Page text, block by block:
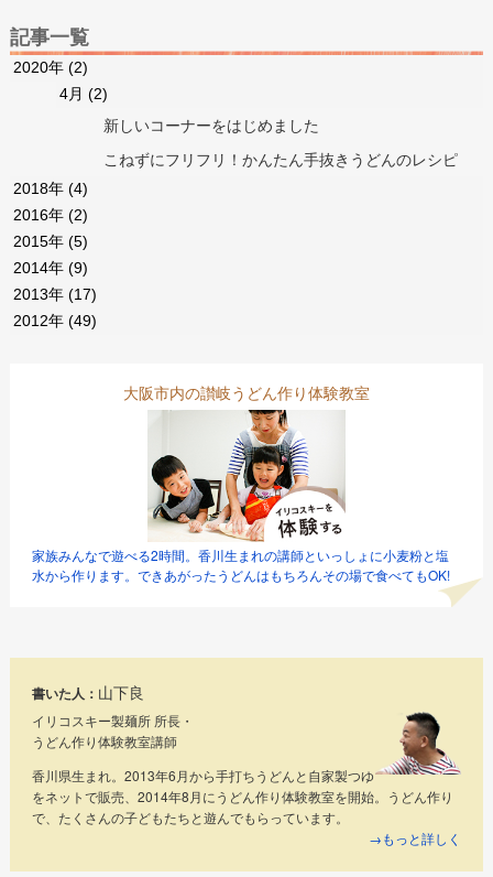
記事一覧
2020年 (2)
4月(2)
新しいコーナーをはじめました
こねずにフリフリ！かんたん手抜きうどんのレシピ
2018年 (4)
2016年 (2)
2015年 (5)
2014年 (9)
2013年 (17)
2012年 (49)
大阪市内の讃岐うどん作り体験教室
家族みんなで遊べる2時間。香川生まれの講師といっしょに小麦粉と塩
水から作ります。できあがったうどんはもちろんその場で食べてもOK!
書いた人： 山下良
イリコスキー製麺所 所長・
うどん作り体験教室講師
香川県生まれ。2013年6月から手打ちうどんと自家製つゆ
をネットで販売、2014年8月にうどん作り体験教室を開始。うどん作り
で、たくさんの子どもたちと遊んでもらっています。
→もっと詳しく